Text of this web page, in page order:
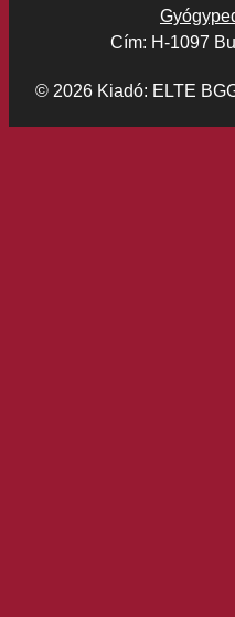
Cím: H-1097
© 2026 Kiadó: ELTE